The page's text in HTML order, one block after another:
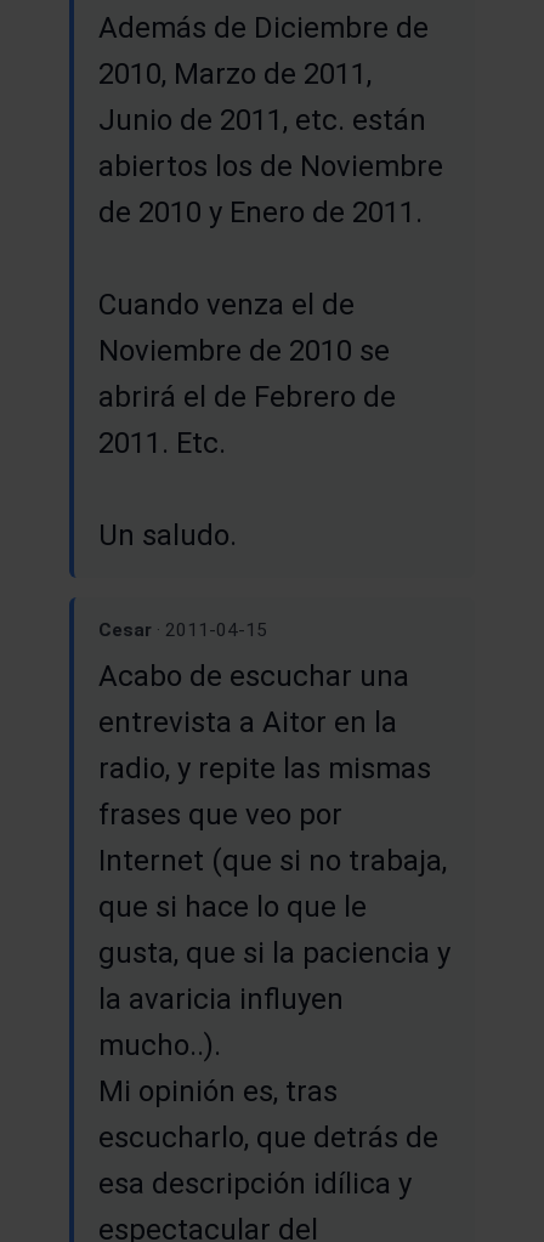
Además de Diciembre de
2010, Marzo de 2011,
Junio de 2011, etc. están
abiertos los de Noviembre
de 2010 y Enero de 2011.
Cuando venza el de
Noviembre de 2010 se
abrirá el de Febrero de
2011. Etc.
Un saludo.
Cesar· 2011-04-15
Acabo de escuchar una
entrevista a Aitor en la
radio, y repite las mismas
frases que veo por
Internet (que si no trabaja,
que si hace lo que le
gusta, que si la paciencia y
la avaricia influyen
mucho..).
Mi opinión es, tras
escucharlo, que detrás de
esa descripción idílica y
espectacular del